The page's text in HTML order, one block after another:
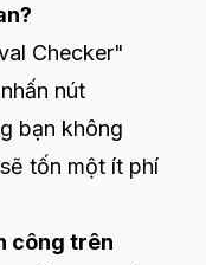
Checker"
nút
bạn không
tốn một ít phí
công trên